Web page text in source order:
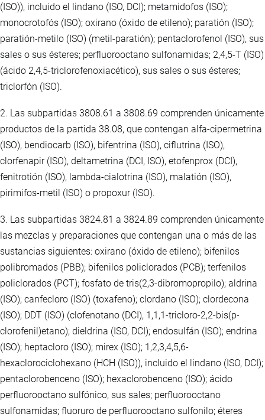
(ISO)), incluido el lindano (ISO, DCI); metamidofos (ISO);
monocrotofós (ISO); oxirano (óxido de etileno); paratión (ISO);
paratión-metilo (ISO) (metil-paratión); pentaclorofenol (ISO), sus
sales o sus ésteres; perfluorooctano sulfonamidas; 2,4,5-T (ISO)
(ácido 2,4,5-triclorofenoxiacético), sus sales o sus ésteres;
triclorfón (ISO).
2. Las subpartidas 3808.61 a 3808.69 comprenden únicamente
productos de la partida 38.08, que contengan alfa-cipermetrina
(ISO), bendiocarb (ISO), bifentrina (ISO), ciflutrina (ISO),
clorfenapir (ISO), deltametrina (DCI, ISO), etofenprox (DCI),
fenitrotión (ISO), lambda-cialotrina (ISO), malatión (ISO),
pirimifos-metil (ISO) o propoxur (ISO).
3. Las subpartidas 3824.81 a 3824.89 comprenden únicamente
las mezclas y preparaciones que contengan una o más de las
sustancias siguientes: oxirano (óxido de etileno); bifenilos
polibromados (PBB); bifenilos policlorados (PCB); terfenilos
policlorados (PCT); fosfato de tris(2,3-dibromopropilo); aldrina
(ISO); canfecloro (ISO) (toxafeno); clordano (ISO); clordecona
(ISO); DDT (ISO) (clofenotano (DCI), 1,1,1-tricloro-2,2-bis(p-
clorofenil)etano); dieldrina (ISO, DCI); endosulfán (ISO); endrina
(ISO); heptacloro (ISO); mirex (ISO); 1,2,3,4,5,6-
hexaclorociclohexano (HCH (ISO)), incluido el lindano (ISO, DCI);
pentaclorobenceno (ISO); hexaclorobenceno (ISO); ácido
perfluorooctano sulfónico, sus sales; perfluorooctano
sulfonamidas; fluoruro de perfluorooctano sulfonilo; éteres